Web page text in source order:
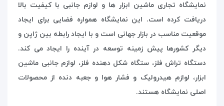
نمایشگاه تجاری ماشین ابزار ها و لوازم جانبی با کیفیت بالا
دریافت کرده است. این نمایشگاه همواره فضایی برای ایجاد
موقعیت مناسب در بازار جهانی است و با ایجاد رابطه بین ژاپن و
دیگر کشورها پیش زمینه توسعه در آینده را ایجاد می کند.
دستگاه تراش فلز، ستگاه شکل دهنده فلز، لوازم جانبی ماشین
ابزار، لوازم هیدرولیک و فشار هوا و جعبه دنده از محصولات
اصلی نمایشگاه هستند.